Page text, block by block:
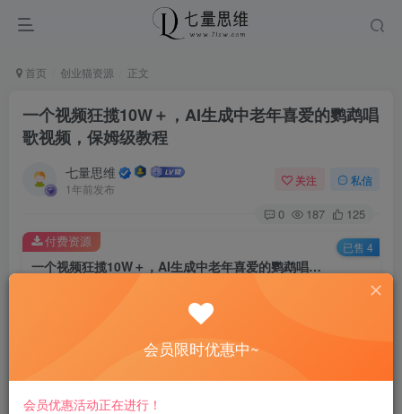
首页 创业猫资源 正文
一个视频狂揽10W＋，AI生成中老年喜爱的鹦鹉唱
歌视频，保姆级教程
七量思维
1年前发布
关注 私信
0 187 125
一个视频狂揽10W＋，AI生成中老年喜爱的鹦鹉唱歌视频，保姆级教程
8.8
免费
付费资源 已售 4
会员限时优惠中~
会员优惠活动正在进行！